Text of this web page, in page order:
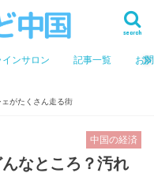
search
インサロン 記事一覧 お
がたくさん走る街
中国の経済
なところ？汚れ